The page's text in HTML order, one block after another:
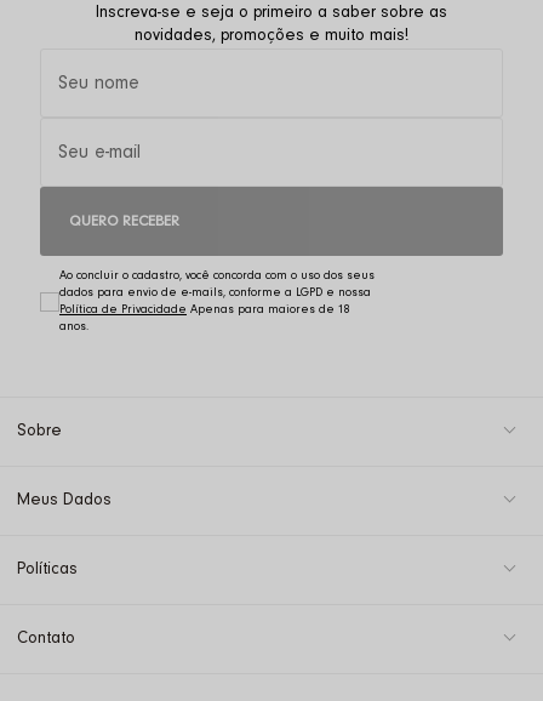
Inscreva-se e seja o primeiro a saber sobre as
novidades, promoções e muito mais!
QUERO RECEBER
Ao concluir o cadastro, você concorda com o uso dos seus
dados para envio de e-mails, conforme a LGPD e nossa
Política de Privacidade
Sobre
Meus Dados
Políticas
Contato